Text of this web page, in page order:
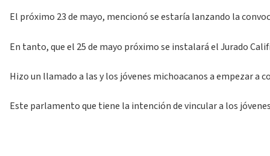
El próximo 23 de mayo, mencionó se estaría lanzando la
En tanto, que el 25 de mayo próximo se instalará el Jurado
Hizo un llamado a las y los jóvenes michoacanos a empezar
Este parlamento que tiene la intención de vincular a los